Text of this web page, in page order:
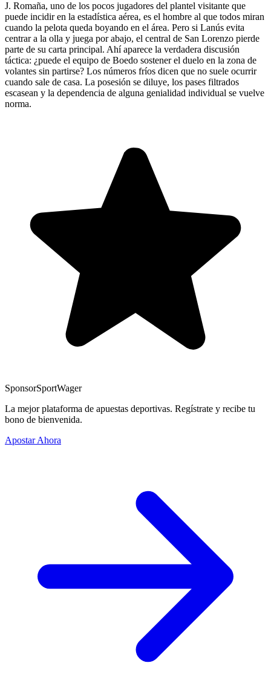
J. Romaña, uno de los pocos jugadores del plantel visitante que
puede incidir en la estadística aérea, es el hombre al que todos miran
cuando la pelota queda boyando en el área. Pero si Lanús evita
centrar a la olla y juega por abajo, el central de San Lorenzo pierde
parte de su carta principal. Ahí aparece la verdadera discusión
táctica: ¿puede el equipo de Boedo sostener el duelo en la zona de
volantes sin partirse? Los números fríos dicen que no suele ocurrir
cuando sale de casa. La posesión se diluye, los pases filtrados
escasean y la dependencia de alguna genialidad individual se vuelve
norma.
SponsorSportWager
La mejor plataforma de apuestas deportivas. Regístrate y recibe tu
bono de bienvenida.
Apostar Ahora